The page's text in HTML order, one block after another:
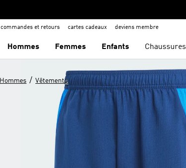
commandes et retours cartes cadeaux deviens membre
Hommes Femmes Enfants Chaussures
Hommes / Vêtements